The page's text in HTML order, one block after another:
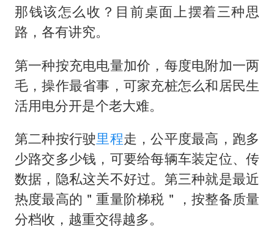
那钱该怎么收？目前桌面上摆着三种思
路，各有讲究。
第一种按充电电量加价，每度电附加一两
毛，操作最省事，可家充桩怎么和居民生
活用电分开是个老大难。
第二种按行驶里程走，公平度最高，跑多
少路交多少钱，可要给每辆车装定位、传
数据，隐私这关不好过。第三种就是最近
热度最高的＂重量阶梯税＂，按整备质量
分档收，越重交得越多。